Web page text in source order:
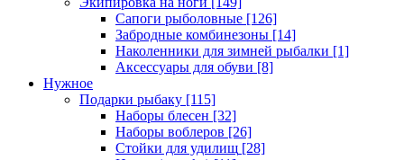
Сапоги рыболовные [126]
Забродные комбинезоны [14]
Наколенники для зимней рыбалки [1]
Аксессуары для обуви [8]
Нужное
Подарки рыбаку [115]
Наборы блесен [32]
Наборы воблеров [26]
Стойки для удилищ [28]